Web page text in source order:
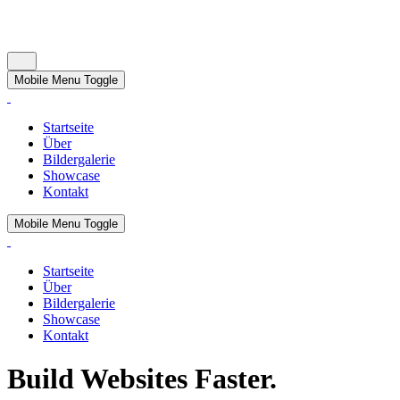
Mobile Menu Toggle
Startseite
Über
Bildergalerie
Showcase
Kontakt
Mobile Menu Toggle
Startseite
Über
Bildergalerie
Showcase
Kontakt
Build Websites Faster.